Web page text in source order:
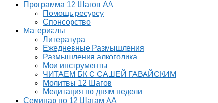
Программа 12 Шагов АА
Помощь ресурсу
Спонсорство
Материалы
Литература
Ежедневные Размышления
Размышления алкоголика
Мои инструменты
ЧИТАЕМ БК С САШЕЙ ГАВАЙСКИМ
Молитвы 12 Шагов
Медитация по дням недели
Семинар по 12 Шагам АА